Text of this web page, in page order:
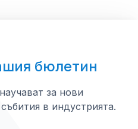
бюлетин
за нови
в индустрията.